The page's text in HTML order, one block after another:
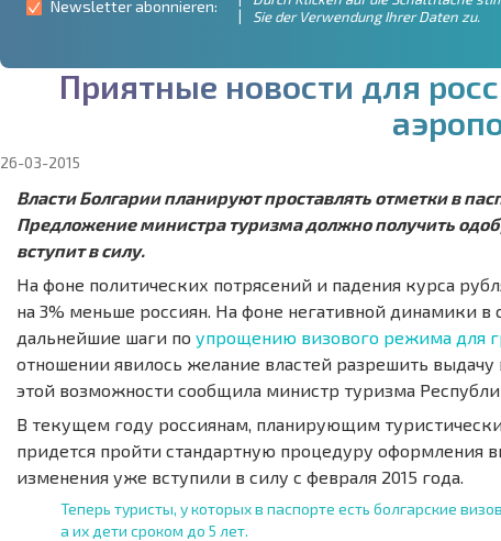
Newsletter abonnieren:
Sie der Verwendung Ihrer Daten zu.
Приятные новости для росс
аэроп
26-03-2015
Власти Болгарии планируют проставлять отметки в
Предложение министра туризма должно получить
вступит в силу.
На фоне политических потрясений и падения курса
на 3% меньше россиян. На фоне негативной динамики
дальнейшие шаги по упрощению визового режима для
отношении явилось желание властей разрешить
этой возможности сообщила министр туризма
В текущем году россиянам, планирующим
придется пройти стандартную процедуру оформления
изменения уже вступили в силу с февраля 2015 года.
Теперь туристы, у которых в паспорте есть болгарские
а их дети сроком до 5 лет.